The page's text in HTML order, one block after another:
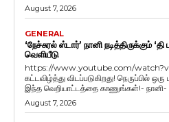
August 7, 2026
GENERAL
‘நேச்சுரல் ஸ்டார்’ நானி நடித்திருக்கும்
வெளியீடு
https://www.youtube.com/
கட்டவிழ்த்து விடப்படுகிறது! நெருப்பில்
இந்த வெறியாட்டத்தை காணுங்கள்!- நானி-
August 7, 2026